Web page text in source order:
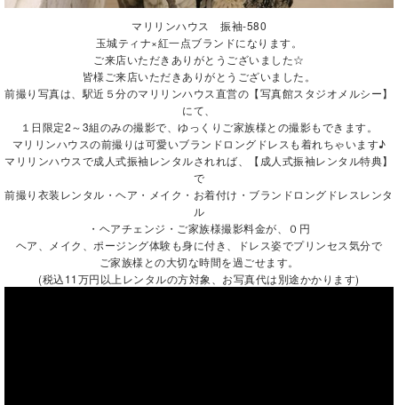
マリリンハウス 振袖-580
玉城ティナ×紅一点ブランドになります。
ご来店いただきありがとうございました☆
皆様ご来店いただきありがとうございました。
前撮り写真は、駅近５分のマリリンハウス直営の【写真館スタジオメルシー】
にて、
１日限定2～3組のみの撮影で、ゆっくりご家族様との撮影もできます。
マリリンハウスの前撮りは可愛いブランドロングドレスも着れちゃいます♪
マリリンハウスで成人式振袖レンタルされれば、【成人式振袖レンタル特典】
で
前撮り衣装レンタル・ヘア・メイク・お着付け・ブランドロングドレスレンタ
ル
・ヘアチェンジ・ご家族様撮影料金が、０円
ヘア、メイク、ポージング体験も身に付き、ドレス姿でプリンセス気分で
ご家族様との大切な時間を過ごせます。
(税込11万円以上レンタルの方対象、お写真代は別途かかります)